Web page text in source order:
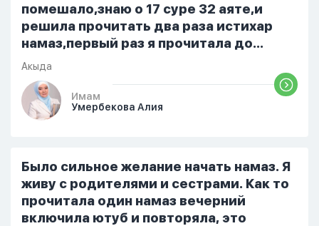
помешало,знаю о 17 суре 32 аяте,и
решила прочитать два раза истихар
намаз,первый раз я прочитала до
«Аср» намаза и сначала было
тревожно,позже стало спокойно и в
голову начали лезть только хорошие
мысли,во второй раз когда я решила в
русский,потому что боялась
ошибиться и то что намаз не
примется,совершила истихар во время
тахаджуд...
Акыда
Имам
Умербекова Алия
Было сильное желание начать намаз. Я
живу с родителями и сестрами. Как то
прочитала один намаз вечерний
включила ютуб и повторяла, это